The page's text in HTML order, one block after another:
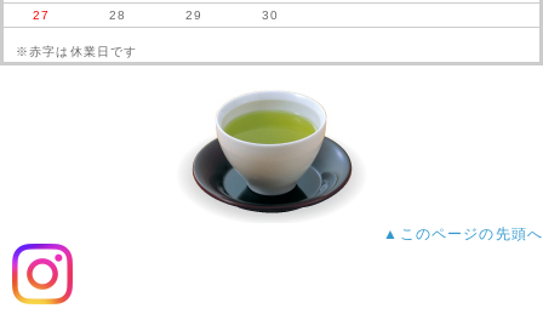
27
28 29 30
※赤字は休業日です
▲このページの先頭へ